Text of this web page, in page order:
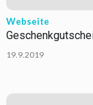
Webseite
19.9.2019